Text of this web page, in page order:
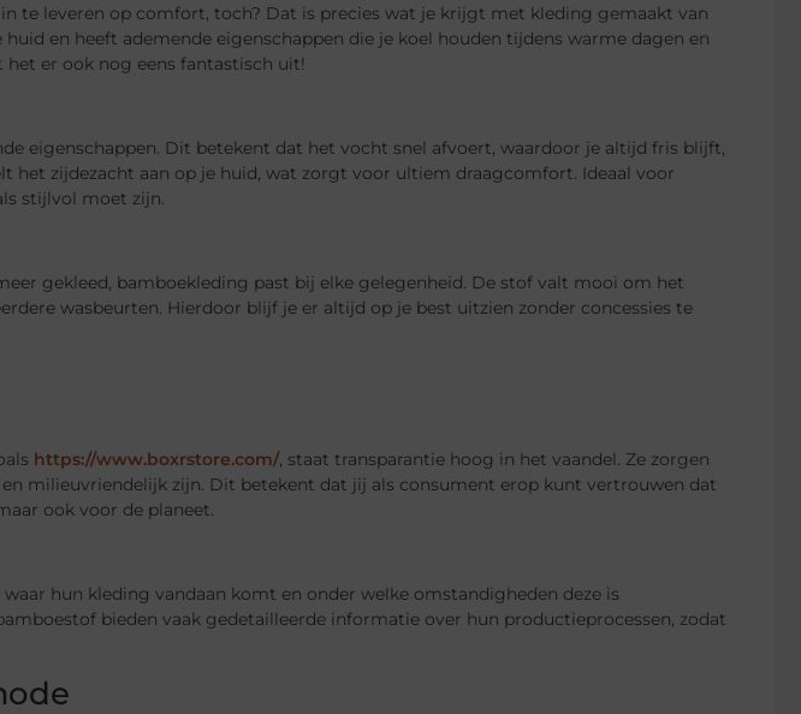
te leveren op comfort, toch? Dat is precies wat je krijgt met kleding gemaakt van
en heeft ademende eigenschappen die je koel houden tijdens warme dagen en
er ook nog eens fantastisch uit!
eigenschappen. Dit betekent dat het vocht snel afvoert, waardoor je altijd fris blijft,
het zijdezacht aan op je huid, wat zorgt voor ultiem draagcomfort. Ideaal voor
stijlvol moet zijn.
gekleed, bamboekleding past bij elke gelegenheid. De stof valt mooi om het
wasbeurten. Hierdoor blijf je er altijd op je best uitzien zonder concessies te
https://www.boxrstore.com/, staat transparantie hoog in het vaandel. Ze zorgen
milieuvriendelijk zijn. Dit betekent dat jij als consument erop kunt vertrouwen dat
ook voor de planeet.
hun kleding vandaan komt en onder welke omstandigheden deze is
bieden vaak gedetailleerde informatie over hun productieprocessen, zodat